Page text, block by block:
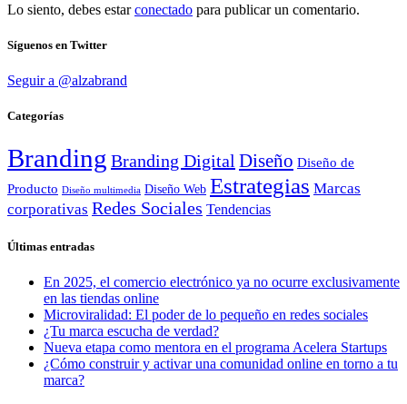
Lo siento, debes estarconectado para publicar un comentario.
Síguenos en Twitter
Seguir a @alzabrand
Categorías
Branding Branding Digital Diseño Diseño de
Producto Diseño multimedia Diseño Web Estrategias Marcas
corporativas Redes Sociales Tendencias
Últimas entradas
En 2025, el comercio electrónico ya no ocurre exclusivamente
en las tiendas online
Microviralidad: El poder de lo pequeño en redes sociales
¿Tu marca escucha de verdad?
Nueva etapa como mentora en el programa Acelera Startups
¿Cómo construir y activar una comunidad online en torno a tu
marca?